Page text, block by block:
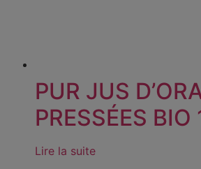
PUR JUS
PRESSÉES BIO
Lire la suite